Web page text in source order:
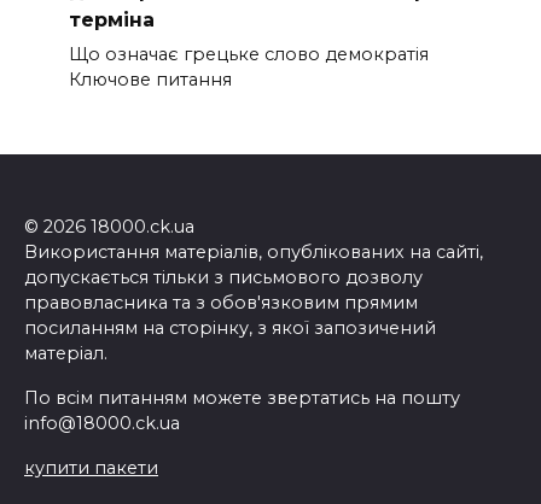
терміна
Що означає грецьке слово демократія
Ключове питання
© 2026 18000.ck.ua
Використання матеріалів, опублікованих на сайті,
допускається тільки з письмового дозволу
правовласника та з обов'язковим прямим
посиланням на сторінку, з якої запозичений
матеріал.
По всім питанням можете звертатись на пошту
info@18000.ck.ua
купити пакети